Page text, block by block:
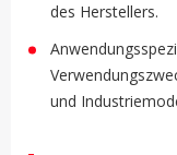
des Herstellers.
und